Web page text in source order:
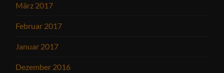
März 2017
Februar 2017
Januar 2017
Dezember 2016